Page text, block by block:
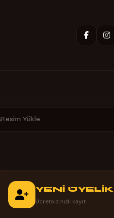
Resim Yükle
YENİ ÜYELİK
Ücretsiz hızlı kayıt